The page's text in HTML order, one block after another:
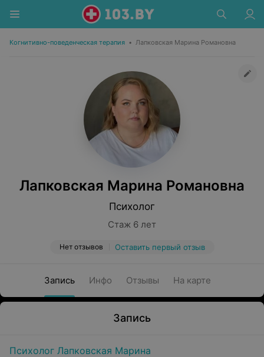
Когнитивно-поведенческая терапия • Лапковская Марина Романовна
Лапковская Марина Романовна
Психолог
Стаж 6 лет
Нет отзывов Оставить первый отзыв
Запись Инфо Отзывы На карте
Запись
Психолог Лапковская Марина